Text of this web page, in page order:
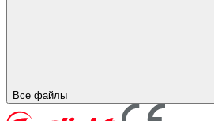
Все файлы